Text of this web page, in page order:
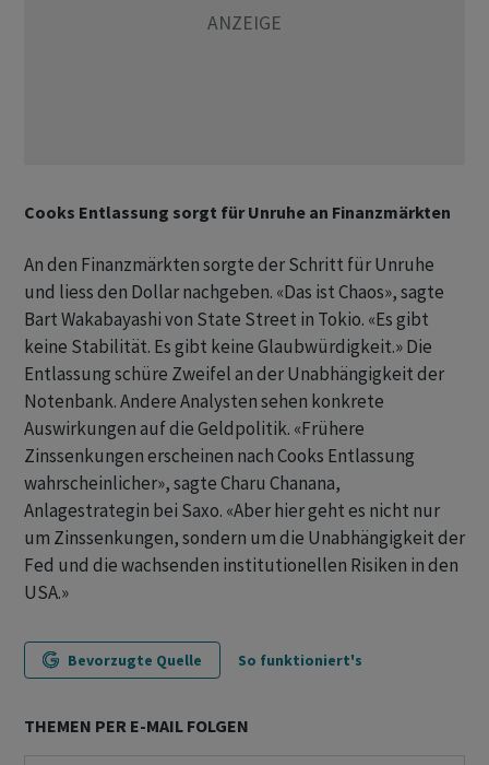
Cooks Entlassung sorgt für Unruhe an Finanzmärkten
An den Finanzmärkten sorgte der Schritt für Unruhe
und liess den Dollar nachgeben. «Das ist Chaos», sagte
Bart Wakabayashi von State Street in Tokio. «Es gibt
keine Stabilität. Es gibt keine Glaubwürdigkeit.» Die
Entlassung schüre Zweifel an der Unabhängigkeit der
Notenbank. Andere Analysten sehen konkrete
Auswirkungen auf die Geldpolitik. «Frühere
Zinssenkungen erscheinen nach Cooks Entlassung
wahrscheinlicher», sagte Charu Chanana,
Anlagestrategin bei Saxo. «Aber hier geht es nicht nur
um Zinssenkungen, sondern um die Unabhängigkeit der
Fed und die wachsenden institutionellen Risiken in den
USA.»
Bevorzugte Quelle So funktioniert's
THEMEN PER E-MAIL FOLGEN